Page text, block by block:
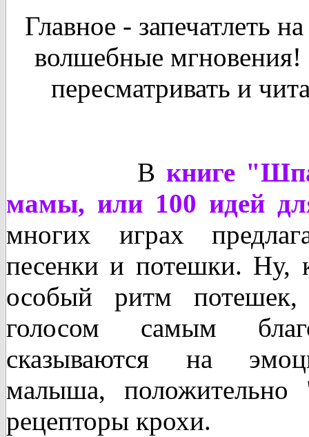
Главное - запечатлеть
волшебные мгновения!
пересматривать и
В книге
мамы, или 100 идей
многих играх
песенки и потешки. Ну,
особый ритм
голосом самым
сказываются на
малыша, положительно
рецепторы крохи.